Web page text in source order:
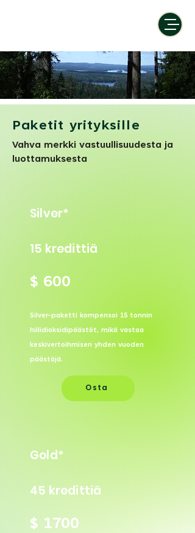
Paketit yrityksille
Vahva merkki vastuullisuudesta ja
luottamuksesta
Silver*
15 kredittiä
$ 600
Silver-paketti kompensoi 15 tonnin
hiilidioksidipäästöt, mikä vastaa
keskivertoihmisen yhden vuoden
päästöjä.
Osta
Gold*
45 kredittiä
$ 1700